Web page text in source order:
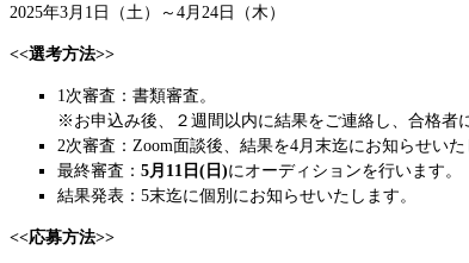
2025年3月1日（土）～4月24日（木）
<<選考方法>>
1次審査：書類審査。
※お申込み後、２週間以内に結果をご連絡し、合格者
2次審査：Zoom面談後、結果を4月末迄にお知らせいた
最終審査： 5月11日(日)にオーディションを行います。
結果発表：5末迄に個別にお知らせいたします。
<<応募方法>>